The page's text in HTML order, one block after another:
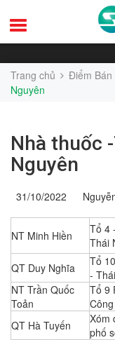
Trang chủ Điểm Bán
Nguyên
Nhà thuốc
Nguyên
31/10/2022
NT Minh Hiền
Tổ 4
Thái
QT Duy Nghĩa
Tổ
-
NT Trần Quốc
Toản
Tổ 9
QT Hà Tuyến
Xóm
phố